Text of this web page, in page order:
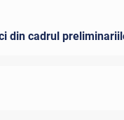
din cadrul